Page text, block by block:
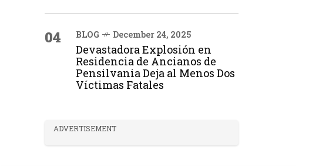
04 BLOG December 24, 2025
Devastadora Explosión en
Residencia de Ancianos de
Pensilvania Deja al Menos Dos
Víctimas Fatales
ADVERTISEMENT